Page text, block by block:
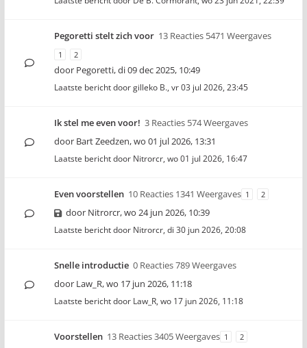
Pegoretti stelt zich voor 13 Reacties 5471 Weergaves
1 2
door Pegoretti,di 09 dec 2025, 10:49
Laatste bericht doorgilleko B., vr 03 jul 2026, 23:45
Ik stel me even voor! 3 Reacties 574 Weergaves
door Bart Zeedzen,wo 01 jul 2026, 13:31
Laatste bericht door Nitrorcr, wo 01 jul 2026, 16:47
Even voorstellen 10 Reacties 1341 Weergaves 1 2
door Nitrorcr,wo 24 jun 2026, 10:39
Laatste bericht door Nitrorcr, di 30 jun 2026, 20:08
Snelle introductie 0 Reacties 789 Weergaves
door Law_R,wo 17 jun 2026, 11:18
Laatste bericht door Law_R, wo 17 jun 2026, 11:18
Voorstellen 13 Reacties 3405 Weergaves 1 2